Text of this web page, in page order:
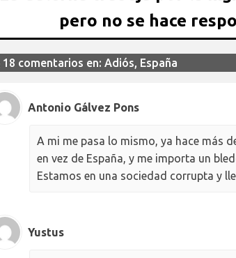
pero no se hace
18 comentarios en: Adiós, España
Antonio Gálvez Pons
A mi me pasa lo mismo, ya hace más
en vez de España, y me importa un
Estamos en una sociedad corrupta y
Yustus